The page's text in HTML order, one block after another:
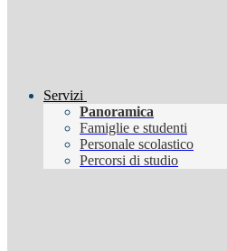
Servizi
Panoramica
Famiglie e studenti
Personale scolastico
Percorsi di studio